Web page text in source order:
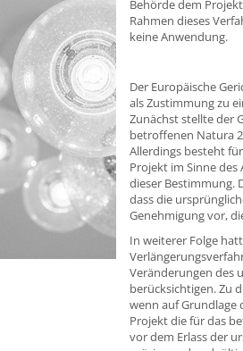
Behörde dem
Rahmen dieses
keine Anwendung.
Der Europäische
als Zustimmung zu
Zunächst stellte der
betroffenen Natura
Allerdings besteht
Projekt im Sinne
dieser Bestimmung.
dass die
Genehmigung vor,
In weiterer Folge
Veränderungen des
berücksichtigen. Zu
wenn auf Grundlage
Projekt die für das
vor dem Erlass der